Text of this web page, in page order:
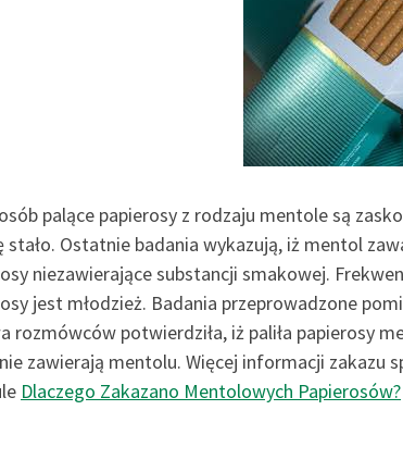
palące papierosy z rodzaju mentole są
stało. Ostatnie badania wykazują, iż mentol
niezawierające substancji smakowej.
jest młodzież. Badania przeprowadzone
rozmówców potwierdziła, iż paliła papierosy
zawierają mentolu. Więcej informacji zakazu
Dlaczego Zakazano Mentolowych Papierosów?